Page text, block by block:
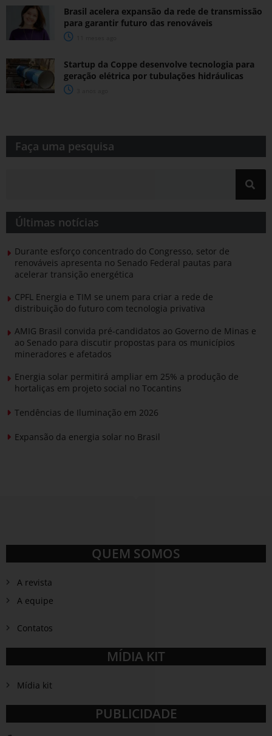
Brasil acelera expansão da rede de transmissão
para garantir futuro das renováveis
Startup da Coppe desenvolve tecnologia para
geração elétrica por tubulações hidráulicas
Faça uma pesquisa​​
Últimas notícias
Durante esforço concentrado do Congresso, setor de
renováveis apresenta no Senado Federal pautas para
acelerar transição energética
CPFL Energia e TIM se unem para criar a rede de
distribuição do futuro com tecnologia privativa
AMIG Brasil convida pré-candidatos ao Governo de Minas e
ao Senado para discutir propostas para os municípios
mineradores e afetados
Energia solar permitirá ampliar em 25% a produção de
hortaliças em projeto social no Tocantins
Tendências de Iluminação em 2026
Expansão da energia solar no Brasil
QUEM SOMOS
A revista
A equipe
Contatos
MÍDIA KIT
Mídia kit
PUBLICIDADE